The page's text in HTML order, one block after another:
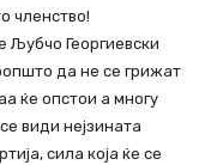
членство!
Георгиевски
да не се грижат
ќе опстои а многу
види нејзината
сила која ќе се